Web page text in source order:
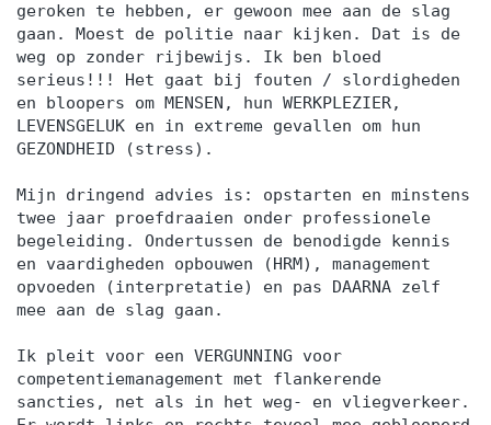
geroken te hebben, er gewoon mee aan de slag
gaan. Moest de politie naar kijken. Dat is de
weg op zonder rijbewijs. Ik ben bloed
serieus!!! Het gaat bij fouten / slordigheden
en bloopers om MENSEN, hun WERKPLEZIER,
LEVENSGELUK en in extreme gevallen om hun
GEZONDHEID (stress).
Mijn dringend advies is: opstarten en minstens
twee jaar proefdraaien onder professionele
begeleiding. Ondertussen de benodigde kennis
en vaardigheden opbouwen (HRM), management
opvoeden (interpretatie) en pas DAARNA zelf
mee aan de slag gaan.
Ik pleit voor een VERGUNNING voor
competentiemanagement met flankerende
sancties, net als in het weg- en vliegverkeer.